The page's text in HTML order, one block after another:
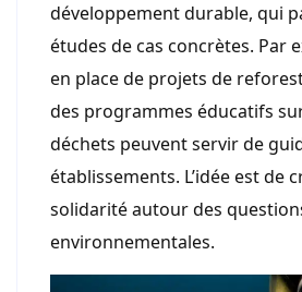
développement durable, qui
études de cas concrètes. Par
en place de projets de
des programmes éducatifs
déchets peuvent servir de
établissements. L’idée est de
solidarité autour des
environnementales.